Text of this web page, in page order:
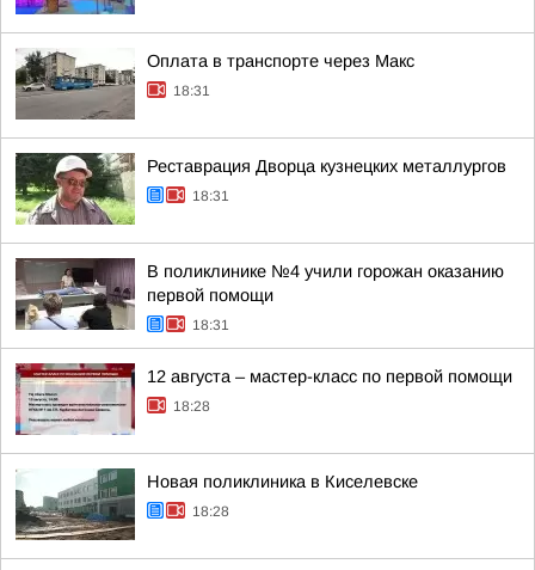
Оплата в транспорте через Макс
18:31
Реставрация Дворца кузнецких металлургов
18:31
В поликлинике №4 учили горожан оказанию
первой помощи
18:31
12 августа – мастер-класс по первой помощи
18:28
Новая поликлиника в Киселевске
18:28